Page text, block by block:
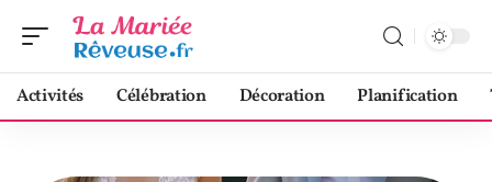
Activités Célébration Décoration Planification